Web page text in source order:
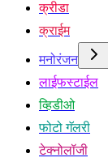
क्रीडा
क्राईम
मनोरंजन
लाईफस्टाईल
व्हिडीओ
फोटो गॅलरी
टेक्नोलॉजी